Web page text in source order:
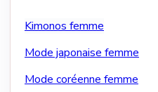
Kimonos femme
Mode japonaise femme
Mode coréenne femme